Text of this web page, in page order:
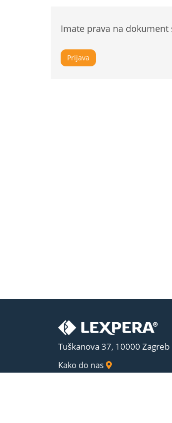
Imate prava na
Prijava
Tuškanova 37, 10000 Zagreb
Kako do nas